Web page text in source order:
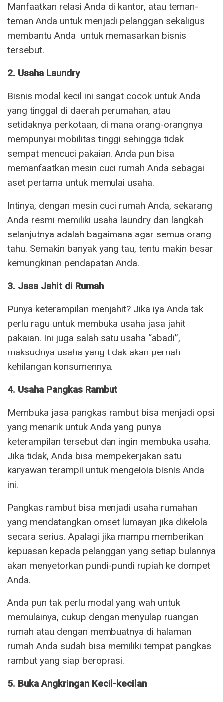
Manfaatkan relasi Anda di kantor, atau teman-
teman Anda untuk menjadi pelanggan sekaligus
membantu Anda untuk memasarkan bisnis
tersebut.
2. Usaha Laundry
Bisnis modal kecil ini sangat cocok untuk Anda
yang tinggal di daerah perumahan, atau
setidaknya perkotaan, di mana orang-orangnya
mempunyai mobilitas tinggi sehingga tidak
sempat mencuci pakaian. Anda pun bisa
memanfaatkan mesin cuci rumah Anda sebagai
aset pertama untuk memulai usaha.
Intinya, dengan mesin cuci rumah Anda, sekarang
Anda resmi memiliki usaha laundry dan langkah
selanjutnya adalah bagaimana agar semua orang
tahu. Semakin banyak yang tau, tentu makin besar
kemungkinan pendapatan Anda.
3. Jasa Jahit di Rumah
Punya keterampilan menjahit? Jika iya Anda tak
perlu ragu untuk membuka usaha jasa jahit
pakaian. Ini juga salah satu usaha “abadi”,
maksudnya usaha yang tidak akan pernah
kehilangan konsumennya.
4. Usaha Pangkas Rambut
Membuka jasa pangkas rambut bisa menjadi opsi
yang menarik untuk Anda yang punya
keterampilan tersebut dan ingin membuka usaha.
Jika tidak, Anda bisa mempekerjakan satu
karyawan terampil untuk mengelola bisnis Anda
ini.
Pangkas rambut bisa menjadi usaha rumahan
yang mendatangkan omset lumayan jika dikelola
secara serius. Apalagi jika mampu memberikan
kepuasan kepada pelanggan yang setiap bulannya
akan menyetorkan pundi-pundi rupiah ke dompet
Anda.
Anda pun tak perlu modal yang wah untuk
memulainya, cukup dengan menyulap ruangan
rumah atau dengan membuatnya di halaman
rumah Anda sudah bisa memiliki tempat pangkas
rambut yang siap beroprasi.
5. Buka Angkringan Kecil-kecilan